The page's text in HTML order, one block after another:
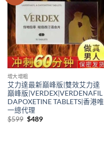
增大增粗
艾力達最新巔峰版|雙效艾力達
巔峰版|VERDEX|VERDENAFIL
DAPOXETINE TABLETS|香港唯
一總代理
$599 Original
$489Current